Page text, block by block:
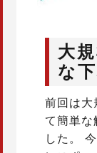
大
な
前回は大
て簡単な
した。